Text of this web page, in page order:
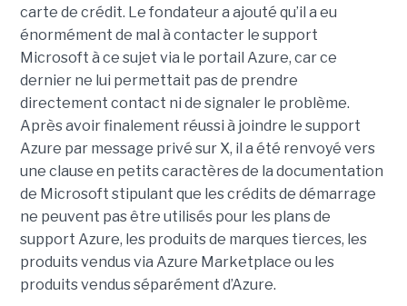
carte de crédit. Le fondateur a ajouté qu’il a eu
énormément de mal à contacter le support
Microsoft à ce sujet via le portail Azure, car ce
dernier ne lui permettait pas de prendre
directement contact ni de signaler le problème.
Après avoir finalement réussi à joindre le support
Azure par message privé sur X, il a été renvoyé vers
une clause en petits caractères de la documentation
de Microsoft stipulant que les crédits de démarrage
ne peuvent pas être utilisés pour les plans de
support Azure, les produits de marques tierces, les
produits vendus via Azure Marketplace ou les
produits vendus séparément d’Azure.